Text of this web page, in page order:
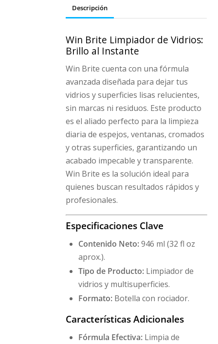
Descripción
Win Brite Limpiador de Vidrios:
Brillo al Instante
Win Brite cuenta con una fórmula
avanzada diseñada para dejar tus
vidrios y superficies lisas relucientes,
sin marcas ni residuos. Este producto
es el aliado perfecto para la limpieza
diaria de espejos, ventanas, cromados
y otras superficies, garantizando un
acabado impecable y transparente.
Win Brite es la solución ideal para
quienes buscan resultados rápidos y
profesionales.
Especificaciones Clave
Contenido Neto:946 ml (32 fl oz
aprox.).
Tipo de Producto:Limpiador de
vidrios y multisuperficies.
Formato:Botella con rociador.
Características Adicionales
Fórmula Efectiva:Limpia de